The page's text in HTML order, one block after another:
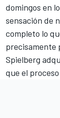
domingos en
sensación de
completo lo
precisamente
Spielberg
que el